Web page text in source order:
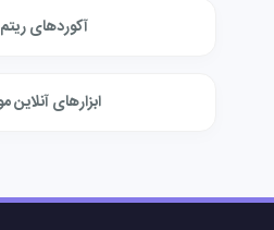
آکوردهای ریتم ۴/۴
ابزارهای